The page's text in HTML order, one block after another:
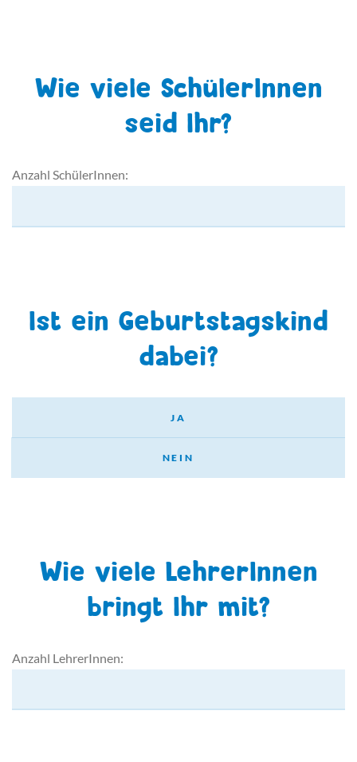
Wie viele SchülerInnen
seid Ihr?
Anzahl SchülerInnen:
Ist ein Geburtstagskind
dabei?
JA
NEIN
Wie viele LehrerInnen
bringt Ihr mit?
Anzahl LehrerInnen: